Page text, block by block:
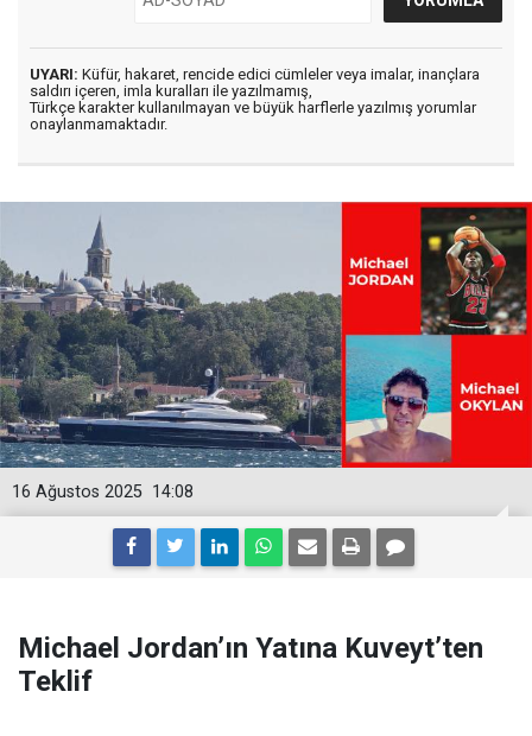
UYARI: Küfür, hakaret, rencide edici cümleler veya imalar, inançlara
saldırı içeren, imla kuralları ile yazılmamış,
Türkçe karakter kullanılmayan ve büyük harflerle yazılmış yorumlar
onaylanmamaktadır.
14:08
16 Ağustos 2025
Michael Jordan’ın Yatına Kuveyt’ten
Teklif